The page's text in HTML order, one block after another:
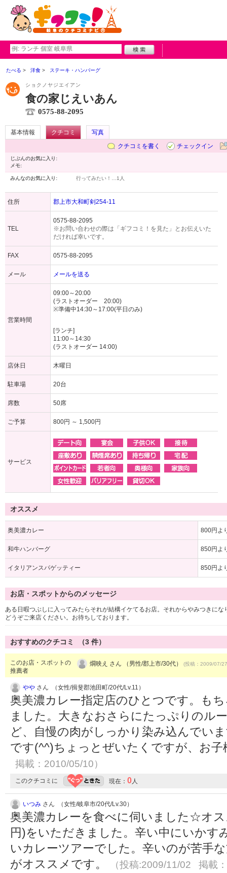
たべる 洋食 ステーキ・ハンバーグ
ショクノヤジエイアン
食の家じえいあん
0575-88-2095
基本情報 クチコミ
写真
クチコミを書く
チェックイン
じぶんのお気に入り:
メモ:
みんなのお気に入り: 行ってみたい！… 1人
住所 郡上市大和町剣254-11
TEL
0575-88-2095
※お問い合わせの際は「ギフコミ！を見た」とお伝えいた
だければ幸いです。
FAX 0575-88-2095
メール メールを送る
営業時間
09:00～20:00
(ラストオーダー 20:00)
※準備中14:30～17:00(平日のみ)
[ランチ]
11:00～14:30
(ラストオーダー 14:00)
店休日 木曜日
駐車場 20台
席数 50席
ご予算 800円 ～ 1,500円
サービス
オススメ
奥美濃カレー 800円よ
和牛ハンバーグ 850円よ
イタリアンスパゲッティー 850円よ
お店・スポットからのメッセージ
ある日暇つぶしに入ってみたらそれが結構イケてるお店。それからやみつきに
どうぞご来店ください。お待ちしております。
おすすめのクチコミ （3 件）
このお店・スポットの
推薦者
燗映え さん （男性/郡上市/30代） (投稿：2009/07/
やや さん （女性/揖斐郡池田町/20代/Lv.11）
奥美濃カレー指定店のひとつです。も
ました。大きなおさらにたっぷりのル
ど、自慢の肉がしっかり染み込んでい
です(^^)ちょっとぜいたくですが、お
掲載：2010/05/10）
このクチコミに 現在： 0人
いつみ さん （女性/岐阜市/20代/Lv.30）
奥美濃カレーを食べに伺いました☆オ
円)をいただきました。辛い中にいかす
いカレーツアーでした。辛いのが苦手
がオススメです。
（投稿:2009/11/02 掲載